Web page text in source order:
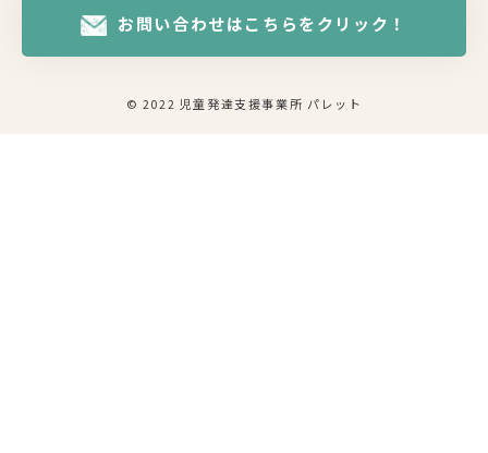
お問い合わせはこちらをクリック！
© 2022 児童発達支援事業所 パレット